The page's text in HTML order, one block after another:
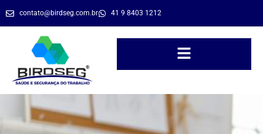
contato@birdseg.com.br 41 9 8403 1212